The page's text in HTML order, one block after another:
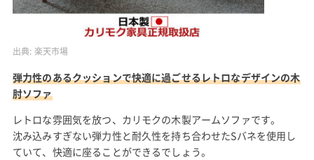
出典: 楽天市場
弾力性のあるクッションで快適に過ごせるレトロなデザインの木
肘ソファ
レトロな雰囲気を放つ、カリモクの木製アームソファです。
沈み込みすぎない弾力性と耐久性を持ち合わせたSバネを使用し
ていて、快適に座ることができるでしょう。